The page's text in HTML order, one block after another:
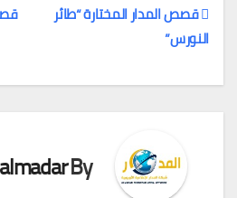
تصفّح
المقالات
قصص المدار المختارة “طائر
النورس”
By
almadar